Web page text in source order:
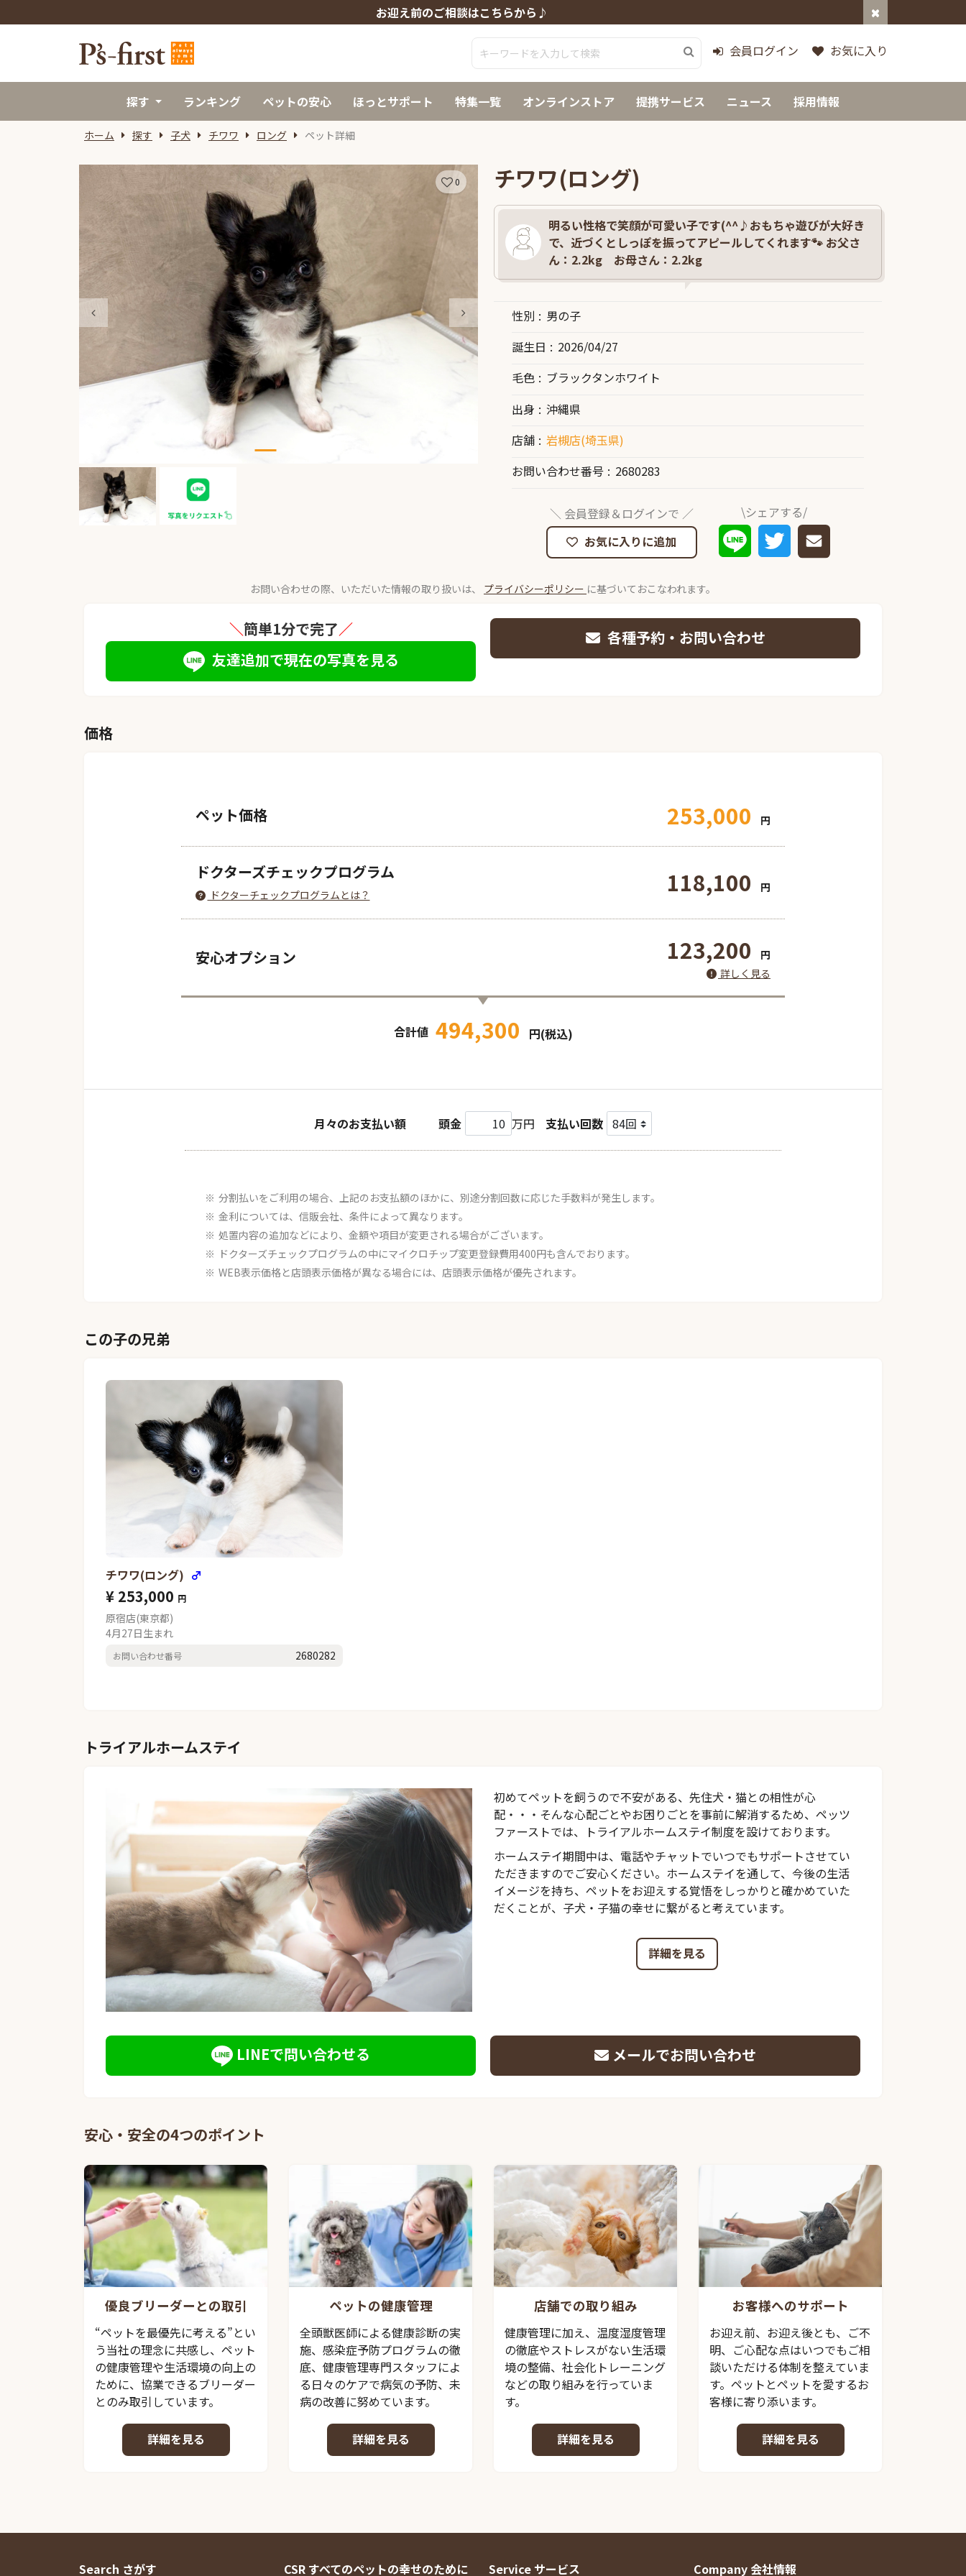
お迎え前のご相談はこちらから♪
会員ログイン お気に入り
探す ランキング ペットの安心 ほっとサポート 特集一覧 オンラインストア 提携サービス ニュース 採用情報
ホーム 探す 子犬 チワワ ロング ペット詳細
0 チワワ(ロング)
明るい性格で笑顔が可愛い子です(^^♪おもちゃ遊びが大好き
で、近づくとしっぽを振ってアピールしてくれます🐾 お父さ
ん：2.2kg お母さん：2.2kg
性別
男の子
誕生日
2026/04/27
毛色
ブラックタンホワイト
出身
沖縄県
店舗
岩槻店(埼玉県)
お問い合わせ番号
2680283
＼ 会員登録＆ログインで ／
お気に入りに追加
\シェアする/
お問い合わせの際、いただいた情報の取り扱いは、 プライバシーポリシー に基づいておこなわれます。
＼簡単1分で完了／
友達追加で現在の写真を見る
各種予約・お問い合わせ
価格
ペット価格 253,000 円
ドクターズチェックプログラム
ドクターチェックプログラムとは？ 118,100 円
安心オプション 123,200
円
詳しく見る
合計値 494,300 円(税込)
月々のお支払い額 頭金 万円 支払い回数
分割払いをご利用の場合、上記のお支払額のほかに、別途分割回数に応じた手数料が発生します。
金利については、信販会社、条件によって異なります。
処置内容の追加などにより、金額や項目が変更される場合がございます。
ドクターズチェックプログラムの中にマイクロチップ変更登録費用400円も含んでおります。
WEB表示価格と店頭表示価格が異なる場合には、店頭表示価格が優先されます。
この子の兄弟
チワワ(ロング) ♂
¥ 253,000 円
原宿店(東京都)
4月27日生まれ
お問い合わせ番号 2680282
トライアルホームステイ
初めてペットを飼うので不安がある、先住犬・猫との相性が心
配・・・そんな心配ごとやお困りごとを事前に解消するため、ペッツ
ファーストでは、トライアルホームステイ制度を設けております。
ホームステイ期間中は、電話やチャットでいつでもサポートさせてい
ただきますのでご安心ください。ホームステイを通して、今後の生活
イメージを持ち、ペットをお迎えする覚悟をしっかりと確かめていた
だくことが、子犬・子猫の幸せに繋がると考えています。
詳細を見る
LINEで問い合わせる メールでお問い合わせ
安心・安全の4つのポイント
優良ブリーダーとの取引
“ペットを最優先に考える”とい
う当社の理念に共感し、ペット
の健康管理や生活環境の向上の
ために、協業できるブリーダー
とのみ取引しています。
詳細を見る
ペットの健康管理
全頭獣医師による健康診断の実
施、感染症予防プログラムの徹
底、健康管理専門スタッフによ
る日々のケアで病気の予防、未
病の改善に努めています。
詳細を見る
店舗での取り組み
健康管理に加え、温度湿度管理
の徹底やストレスがない生活環
境の整備、社会化トレーニング
などの取り組みを行っていま
す。
詳細を見る
お客様へのサポート
お迎え前、お迎え後とも、ご不
明、ご心配な点はいつでもご相
談いただける体制を整えていま
す。ペットとペットを愛するお
客様に寄り添います。
詳細を見る
Search さがす CSR すべてのペットの幸せのために Service サービス Company 会社情報